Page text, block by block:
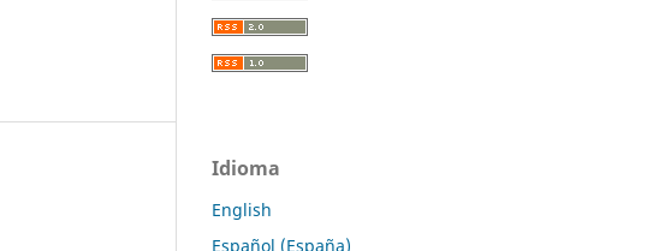
Idioma
English
Español (España)